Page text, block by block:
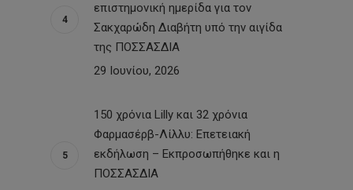
επιστημονική ημερίδα για τον
Σακχαρώδη Διαβήτη υπό την αιγίδα
της ΠΟΣΣΑΣΔΙΑ
29 Ιουνίου, 2026
150 χρόνια Lilly και 32 χρόνια
Φαρμασέρβ-Λίλλυ: Eπετειακή
εκδήλωση – Εκπροσωπήθηκε και η
ΠΟΣΣΑΣΔΙΑ